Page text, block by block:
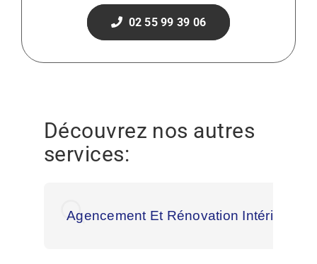
02 55 99 39 06
Découvrez nos autres
services:
Agencement Et Rénovation Intérieur À